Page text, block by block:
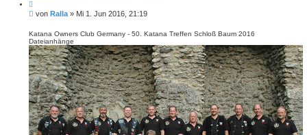
t
t
e
n
v
o
n
R
a
l
l
a
i
t
e
r
e
n
B
t
r
a
g
von Ralla » Mi 1. Jun 2016, 21:19
Katana Owners Club Germany - 50. Katana Treffen Schloß Baum 2016
Dateianhänge